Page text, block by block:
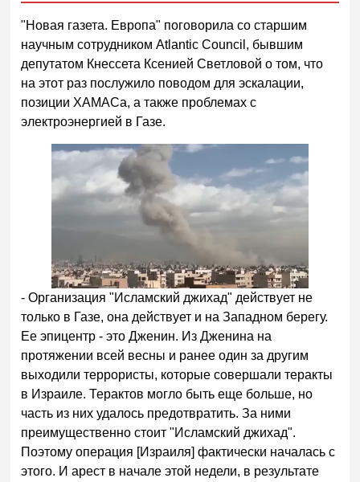
"Новая газета. Европа" поговорила со старшим
научным сотрудником Atlantic Council, бывшим
депутатом Кнессета Ксенией Светловой о том, что
на этот раз послужило поводом для эскалации,
позиции ХАМАСа, а также проблемах с
электроэнергией в Газе.
- Организация "Исламский джихад" действует не
только в Газе, она действует и на Западном берегу.
Ее эпицентр - это Дженин. Из Дженина на
протяжении всей весны и ранее один за другим
выходили террористы, которые совершали теракты
в Израиле. Терактов могло быть еще больше, но
часть из них удалось предотвратить. За ними
преимущественно стоит "Исламский джихад".
Поэтому операция [Израиля] фактически началась с
этого. И арест в начале этой недели, в результате